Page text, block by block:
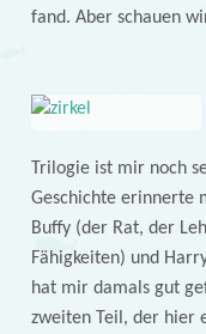
fand. Aber schauen
Trilogie ist mir noch
Geschichte erinnerte
Buffy (der Rat, der
Fähigkeiten) und
hat mir damals gut
zweiten Teil, der hier